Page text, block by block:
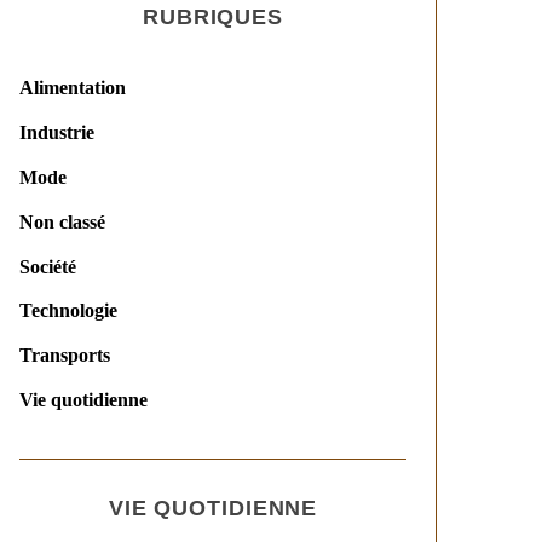
RUBRIQUES
Alimentation
Industrie
Mode
Non classé
Société
Technologie
Transports
Vie quotidienne
VIE QUOTIDIENNE